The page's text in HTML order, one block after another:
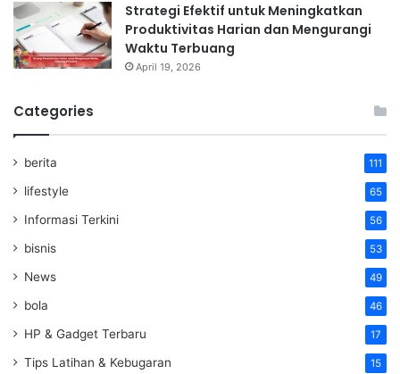
Strategi Efektif untuk Meningkatkan
Produktivitas Harian dan Mengurangi
Waktu Terbuang
April 19, 2026
Categories
berita 111
lifestyle 65
Informasi Terkini 56
bisnis 53
News 49
bola 46
HP & Gadget Terbaru 17
Tips Latihan & Kebugaran 15